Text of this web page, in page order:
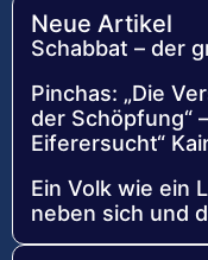
Neue Artikel
Schabbat – der
Pinchas: „Die
der Schöpfung“
Eiferersucht“
Ein Volk wie ein
neben sich und